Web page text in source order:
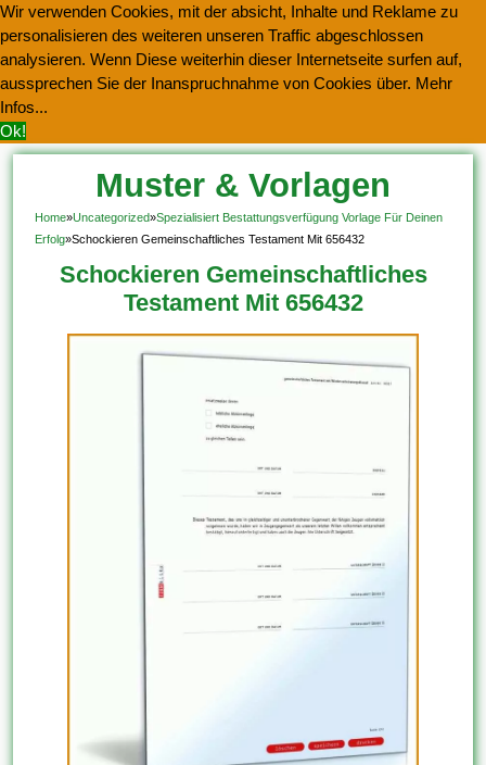
Wir verwenden Cookies, mit der absicht, Inhalte und Reklame zu
personalisieren des weiteren unseren Traffic abgeschlossen
analysieren. Wenn Diese weiterhin dieser Internetseite surfen auf,
aussprechen Sie der Inanspruchnahme von Cookies über. Mehr
Infos...
Ok!
Muster & Vorlagen
Kostenlos Herunterladen
Home»Uncategorized»Spezialisiert Bestattungsverfügung Vorlage Für Deinen
Erfolg»Schockieren Gemeinschaftliches Testament Mit 656432
Schockieren Gemeinschaftliches
Testament Mit 656432